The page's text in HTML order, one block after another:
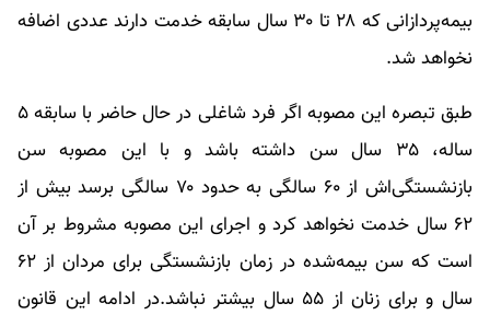
بیمه‌پردازانی که ۲۸ تا ۳۰ سال سابقه خدمت دارند عددی اضافه
نخواهد شد.
طبق تبصره این مصوبه اگر فرد شاغلی در حال حاضر با سابقه ۵
ساله، ۳۵ سال سن داشته باشد و با این مصوبه سن
بازنشستگی‌اش از ۶۰ سالگی به حدود ۷۰ سالگی برسد بیش از
۶۲ سال خدمت نخواهد کرد و اجرای این مصوبه مشروط بر آن
است که سن بیمه‌شده در زمان بازنشستگی برای مردان از ۶۲
سال و برای زنان از ۵۵ سال بیشتر نباشد.در ادامه این قانون